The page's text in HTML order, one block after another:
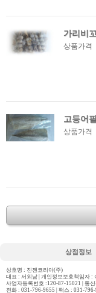
가리비
상품가격
고등어
상품가격
상점정보
상호명 : 진젠코리아(주)
대표 : 서외남 | 개인정보보호책임자 :
사업자등록번호 :120-87-15021 | 통
전화 : 031-796-9655 | 팩스 : 031-